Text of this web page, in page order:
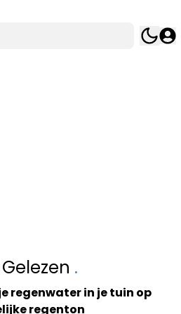
.
regenwater in je tuin op
regenton